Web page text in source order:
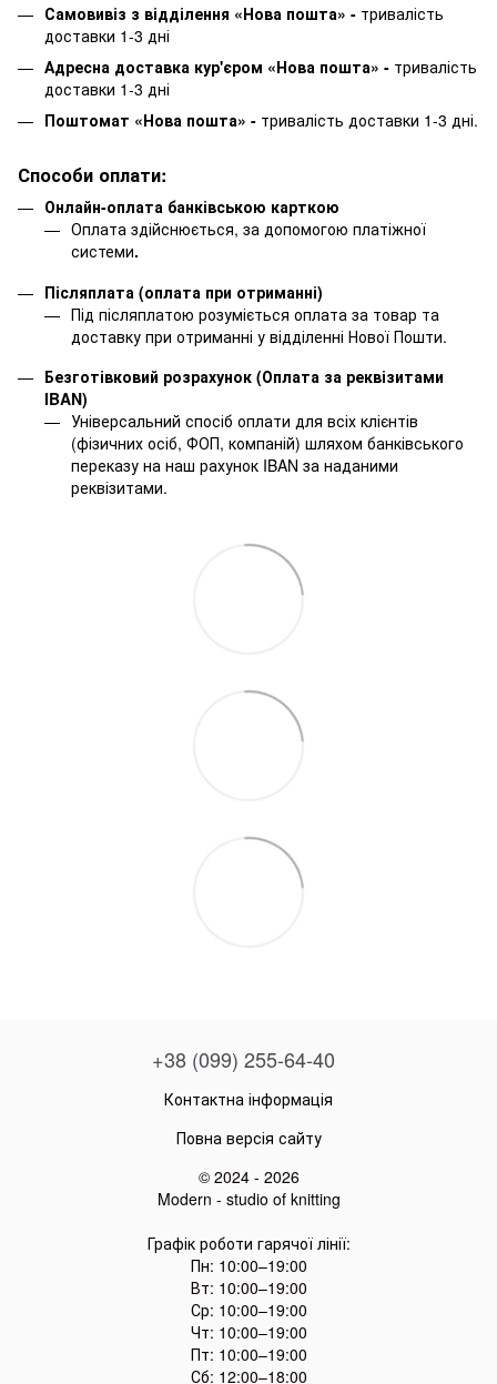
Самовивіз з відділення «Нова пошта» - тривалість
доставки 1-3 дні
Адресна доставка кур'єром «Нова пошта» - тривалість
доставки 1-3 дні
Поштомат «Нова пошта» - тривалість доставки 1-3 дні.
Способи оплати:
Онлайн-оплата банківською карткою
Оплата здійснюється, за допомогою платіжної
системи.
Післяплата (оплата при отриманні)
Під післяплатою розуміється оплата за товар та
доставку при отриманні у відділенні Нової Пошти.
Безготівковий розрахунок (Оплата за реквізитами
IBAN)
Універсальний спосіб оплати для всіх клієнтів
(фізичних осіб, ФОП, компаній) шляхом банківського
переказу на наш рахунок IBAN за наданими
реквізитами.
+38 (099) 255-64-40
Контактна інформація
Повна версія сайту
© 2024 - 2026
Modern - studio of knitting
Графік роботи гарячої лінії:
Пн: 10:00–19:00
Вт: 10:00–19:00
Ср: 10:00–19:00
Чт: 10:00–19:00
Пт: 10:00–19:00
Сб: 12:00–18:00